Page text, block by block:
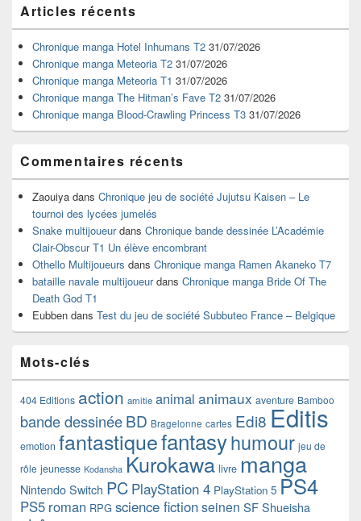
principale
de
widget
pour
barre
latérale
Articles récents
Chronique manga Hotel Inhumans T2 31/07/2026
Chronique manga Meteoria T2 31/07/2026
Chronique manga Meteoria T1 31/07/2026
Chronique manga The Hitman’s Fave T2 31/07/2026
Chronique manga Blood-Crawling Princess T3 31/07/2026
Commentaires récents
Zaouiya dans Chronique jeu de société Jujutsu Kaisen – Le
tournoi des lycées jumelés
Snake multijoueurdans Chronique bande dessinée L’Académie
Clair-Obscur T1 Un élève encombrant
Othello Multijoueurs dans Chronique manga Ramen Akaneko T7
bataille navale multijoueurdans Chronique manga Bride Of The
Death God T1
Eubben dans Test du jeu de société Subbuteo France – Belgique
Mots-clés
404 Editions action amitie animal animaux aventure Bamboo
bande dessinéeBD Bragelonne cartes Edi8 Editis
emotion fantastiquefantasyhumour jeu de
rôle jeunesse Kodansha Kurokawa livre manga
Nintendo Switch PC PlayStation 4 PlayStation 5 PS4
PS5 roman RPG science fictionseinen SF Shueisha